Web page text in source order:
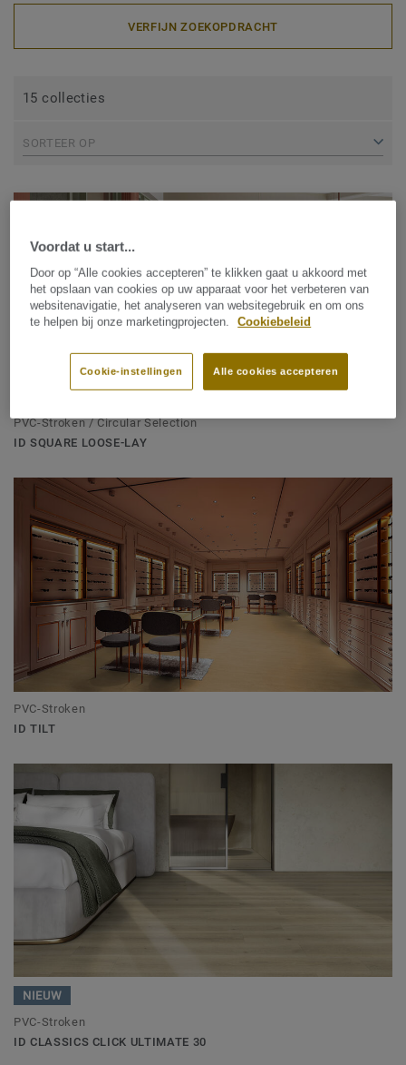
VERFIJN ZOEKOPDRACHT
15 collecties
SORTEER OP
PVC-Stroken / Circular Selection
ID SQUARE LOOSE-LAY
PVC-Stroken
ID TILT
NIEUW
PVC-Stroken
ID CLASSICS CLICK ULTIMATE 30
Voordat u start...
Door op “Alle cookies accepteren” te klikken gaat u akkoord met
het opslaan van cookies op uw apparaat voor het verbeteren van
websitenavigatie, het analyseren van websitegebruik en om ons
te helpen bij onze marketingprojecten.
Cookiebeleid
Alle cookies accepteren
Cookie-instellingen